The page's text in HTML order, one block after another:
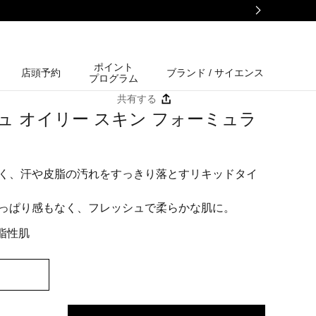
店頭予約
ポイント
プログラム
ブランド / サイエンス
オイリー スキン フォーミュラ
、汗や皮脂の汚れをすっきり落とすリキッドタイ
ぱり感もなく、フレッシュで柔らかな肌に。
性肌
共有する